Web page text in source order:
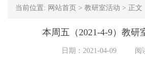
当前位置: 网站首页 > 教研室活动 > 正文
本周五（2021-4-9）教研
日期：2021-04-09 阅